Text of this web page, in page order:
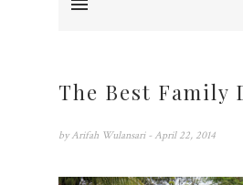
The Best Family
by Arifah Wulansari - April 22, 2014